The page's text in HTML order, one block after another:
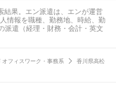
結果。エン派遣は、エンが運営
情報を職種、勤務地、時給、勤
派遣（経理・財務・会計・英文
オフィスワーク・事務系
香川県高松